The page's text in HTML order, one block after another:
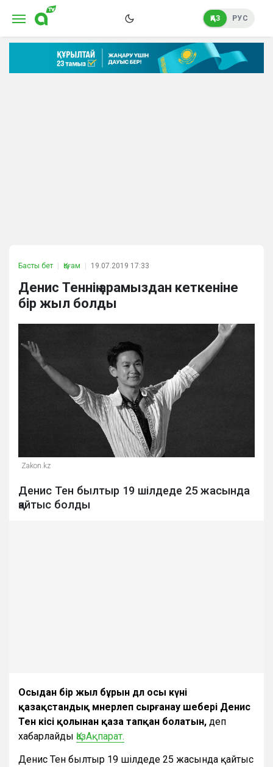
ҚАЗ РУС
Басты бет Қоғам 19.07.2019 17:33
Денис Теннің арамыздан кеткеніне
бір жыл болды
Zakon.kz
Денис Тен былтыр 19 шілдеде 25 жасында
қайтыс болды
Осыдан бір жыл бұрын дәл осы күні
қазақстандық мәнерлеп сырғанау шебері Денис
Тен кісі қолынан қаза тапқан болатын, деп
хабарлайды ҚазАқпарат.
Денис Тен былтыр 19 шілдеде 25 жасында қайтыс